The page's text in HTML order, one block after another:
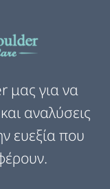
μας για να
αναλύσεις
ευεξία που